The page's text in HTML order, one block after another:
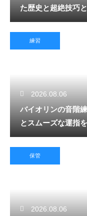
た歴史と超絶技巧
練習
2026.08.06
バイオリンの音階
とスムーズな運指
保管
2026.08.06